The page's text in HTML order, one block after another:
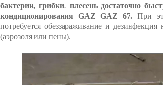
бактерии, грибки, плесень достаточно
кондиционирования GAZ GAZ 67. При
потребуется обеззараживание и
(аэрозоля или пены).